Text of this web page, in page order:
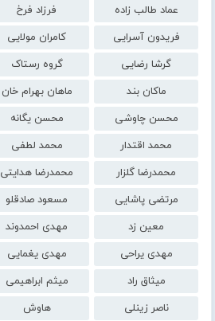
عماد طالب زاده
فرزاد فرخ
فریدون آسرایی
کامران مولایی
گرشا رضایی
گروه رستاک
ماکان بند
ماهان بهرام خان
محسن چاوشی
محسن یگانه
محمد اقتدار
محمد لطفی
محمدرضا گلزار
محمدرضا هدایتی
مرتضی پاشایی
مسعود صادقلو
معین زد
مهدی احمدوند
مهدی یراحی
مهدی یغمایی
میثاق راد
میثم ابراهیمی
ناصر زینلی
هاوش